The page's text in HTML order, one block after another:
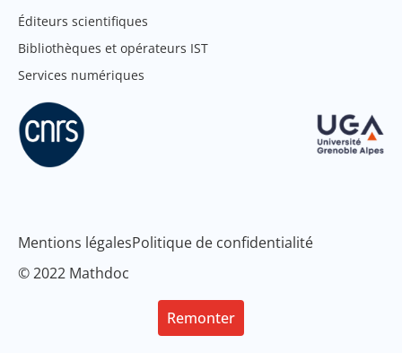
Éditeurs scientifiques
Bibliothèques et opérateurs IST
Services numériques
Mentions légalesPolitique de confidentialité
© 2022 Mathdoc
Remonter